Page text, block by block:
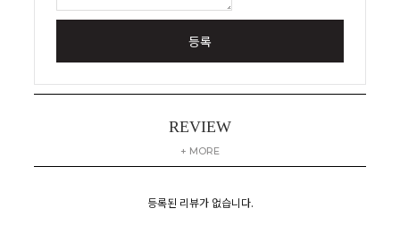
등록
REVIEW
+ MORE
등록된 리뷰가 없습니다.